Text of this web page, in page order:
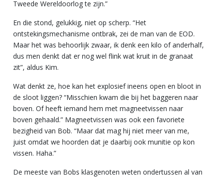
Tweede Wereldoorlog te zijn.”
En die stond, gelukkig, niet op scherp. “Het
ontstekingsmechanisme ontbrak, zei de man van de EOD.
Maar het was behoorlijk zwaar, ik denk een kilo of anderhalf,
dus men denkt dat er nog wel flink wat kruit in de granaat
zit”, aldus Kim.
Wat denkt ze, hoe kan het explosief ineens open en bloot in
de sloot liggen? “Misschien kwam die bij het baggeren naar
boven. Of heeft iemand hem met magneetvissen naar
boven gehaald.” Magneetvissen was ook een favoriete
bezigheid van Bob. “Maar dat mag hij niet meer van me,
juist omdat we hoorden dat je daarbij ook munitie op kon
vissen. Haha.”
De meeste van Bobs klasgenoten weten ondertussen al van